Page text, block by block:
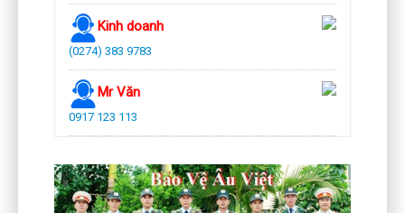
Kinh doanh
(0274) 383 9783
Mr Văn
0917 123 113